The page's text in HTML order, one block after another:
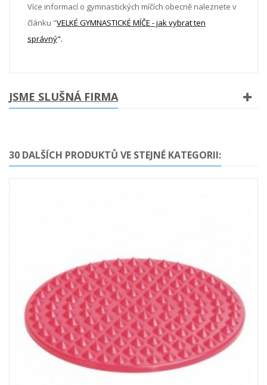
Více informací o gymnastických míčích obecně naleznete v
článku "VELKÉ GYMNASTICKÉ MÍČE - jak vybrat ten
správný".
JSME SLUŠNÁ FIRMA
30 DALŠÍCH PRODUKTŮ VE STEJNÉ KATEGORII: